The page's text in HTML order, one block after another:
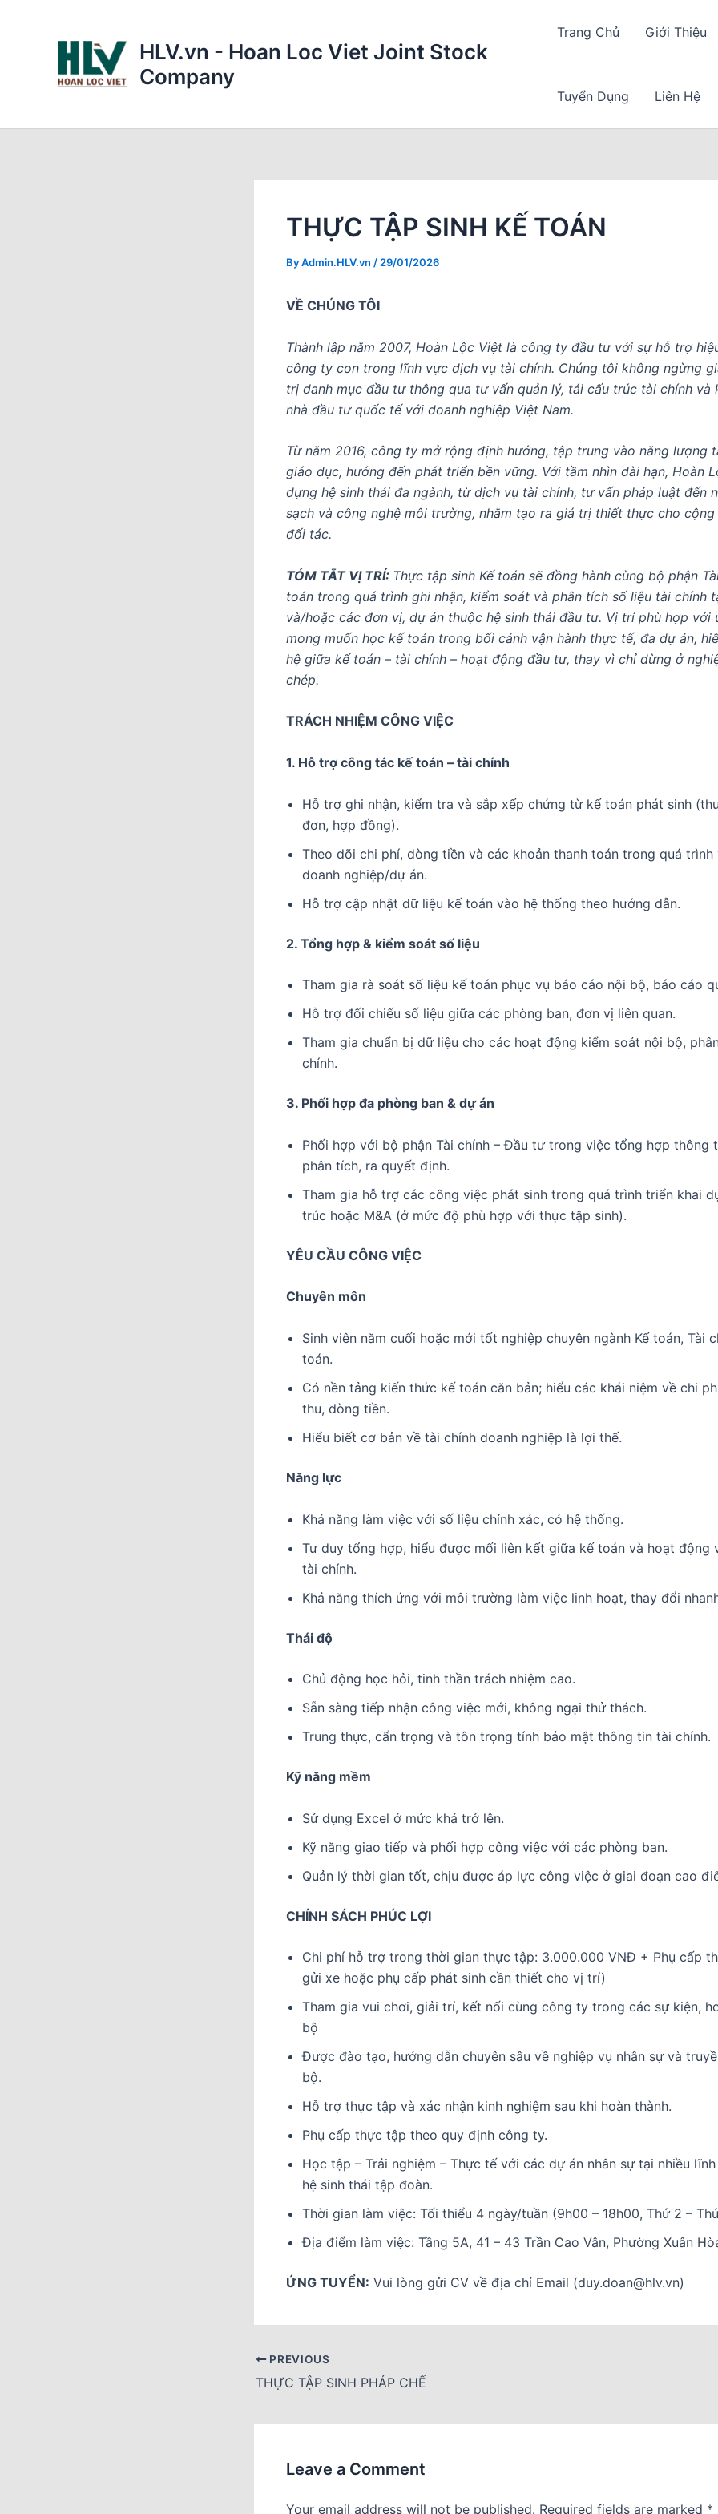
HLV.vn - Hoan Loc Viet Joint Stock
Company
Trang Chủ Giới Thiệu
Tuyển Dụng Liên Hệ
THỰC TẬP SINH KẾ TOÁN
ByAdmin.HLV.vn / 29/01/2026
VỀ CHÚNG TÔI
Thành lập năm 2007, Hoàn Lộc Việt là công ty đầu tư với sự hỗ trợ
công ty con trong lĩnh vực dịch vụ tài chính. Chúng tôi không ngừng
trị danh mục đầu tư thông qua tư vấn quản lý, tái cấu trúc tài chính và
nhà đầu tư quốc tế với doanh nghiệp Việt Nam.
Từ năm 2016, công ty mở rộng định hướng, tập trung vào năng lượng
giáo dục, hướng đến phát triển bền vững. Với tầm nhìn dài hạn, Hoàn
dựng hệ sinh thái đa ngành, từ dịch vụ tài chính, tư vấn pháp luật đến
sạch và công nghệ môi trường, nhằm tạo ra giá trị thiết thực cho cộng
đối tác.
TÓM TẮT VỊ TRÍ: Thực tập sinh Kế toán sẽ đồng hành cùng bộ phận
toán trong quá trình ghi nhận, kiểm soát và phân tích số liệu tài chính
và/hoặc các đơn vị, dự án thuộc hệ sinh thái đầu tư. Vị trí phù hợp với
mong muốn học kế toán trong bối cảnh vận hành thực tế, đa dự án,
hệ giữa kế toán – tài chính – hoạt động đầu tư, thay vì chỉ dừng ở
chép.
TRÁCH NHIỆM CÔNG VIỆC
1. Hỗ trợ công tác kế toán – tài chính
Hỗ trợ ghi nhận, kiểm tra và sắp xếp chứng từ kế toán phát sinh
đơn, hợp đồng).
Theo dõi chi phí, dòng tiền và các khoản thanh toán trong quá trình
doanh nghiệp/dự án.
Hỗ trợ cập nhật dữ liệu kế toán vào hệ thống theo hướng dẫn.
2. Tổng hợp & kiểm soát số liệu
Tham gia rà soát số liệu kế toán phục vụ báo cáo nội bộ, báo cáo
Hỗ trợ đối chiếu số liệu giữa các phòng ban, đơn vị liên quan.
Tham gia chuẩn bị dữ liệu cho các hoạt động kiểm soát nội bộ,
chính.
3. Phối hợp đa phòng ban & dự án
Phối hợp với bộ phận Tài chính – Đầu tư trong việc tổng hợp thông
phân tích, ra quyết định.
Tham gia hỗ trợ các công việc phát sinh trong quá trình triển khai
trúc hoặc M&A (ở mức độ phù hợp với thực tập sinh).
YÊU CẦU CÔNG VIỆC
Chuyên môn
Sinh viên năm cuối hoặc mới tốt nghiệp chuyên ngành Kế toán, Tài
toán.
Có nền tảng kiến thức kế toán căn bản; hiểu các khái niệm về chi
thu, dòng tiền.
Hiểu biết cơ bản về tài chính doanh nghiệp là lợi thế.
Năng lực
Khả năng làm việc với số liệu chính xác, có hệ thống.
Tư duy tổng hợp, hiểu được mối liên kết giữa kế toán và hoạt động
tài chính.
Khả năng thích ứng với môi trường làm việc linh hoạt, thay đổi
Thái độ
Chủ động học hỏi, tinh thần trách nhiệm cao.
Sẵn sàng tiếp nhận công việc mới, không ngại thử thách.
Trung thực, cẩn trọng và tôn trọng tính bảo mật thông tin tài chính.
Kỹ năng mềm
Sử dụng Excel ở mức khá trở lên.
Kỹ năng giao tiếp và phối hợp công việc với các phòng ban.
Quản lý thời gian tốt, chịu được áp lực công việc ở giai đoạn cao
CHÍNH SÁCH PHÚC LỢI
Chi phí hỗ trợ trong thời gian thực tập: 3.000.000 VNĐ + Phụ cấp
gửi xe hoặc phụ cấp phát sinh cần thiết cho vị trí)
Tham gia vui chơi, giải trí, kết nối cùng công ty trong các sự kiện,
bộ
Được đào tạo, hướng dẫn chuyên sâu về nghiệp vụ nhân sự và
bộ.
Hỗ trợ thực tập và xác nhận kinh nghiệm sau khi hoàn thành.
Phụ cấp thực tập theo quy định công ty.
Học tập – Trải nghiệm – Thực tế với các dự án nhân sự tại nhiều
hệ sinh thái tập đoàn.
Thời gian làm việc: Tối thiểu 4 ngày/tuần (9h00 – 18h00, Thứ 2 –
Địa điểm làm việc: Tầng 5A, 41 – 43 Trần Cao Vân, Phường Xuân
ỨNG TUYỂN: Vui lòng gửi CV về địa chỉ Email (duy.doan@hlv.vn)
PREVIOUS
THỰC TẬP SINH PHÁP CHẾ
Leave a Comment
Your email address will not be published. Required fields are marked *